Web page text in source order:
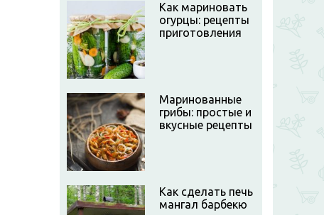
Как мариновать
огурцы: рецепты
приготовления
Маринованные
грибы: простые и
вкусные рецепты
Как сделать печь
мангал барбекю